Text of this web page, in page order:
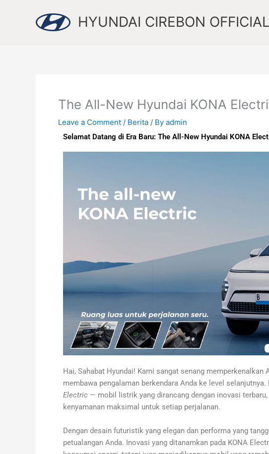
HYUNDAI CIREBON OFFICIAL
The All-New Hyundai KONA
Leave a Comment / Berita / By admin
Selamat Datang di Era Baru: The All-New Hyundai KONA
Hai, Sahabat Hyundai! Kami sangat senang memperkenalkan
membawa pengalaman berkendara Anda ke level selanjutnya.
Electric — mobil listrik yang dirancang dengan inovasi
kenyamanan maksimal untuk setiap perjalanan.
Dengan desain futuristik yang elegan dan performa yang
petualangan Anda. Inovasi yang ditanamkan pada KONA